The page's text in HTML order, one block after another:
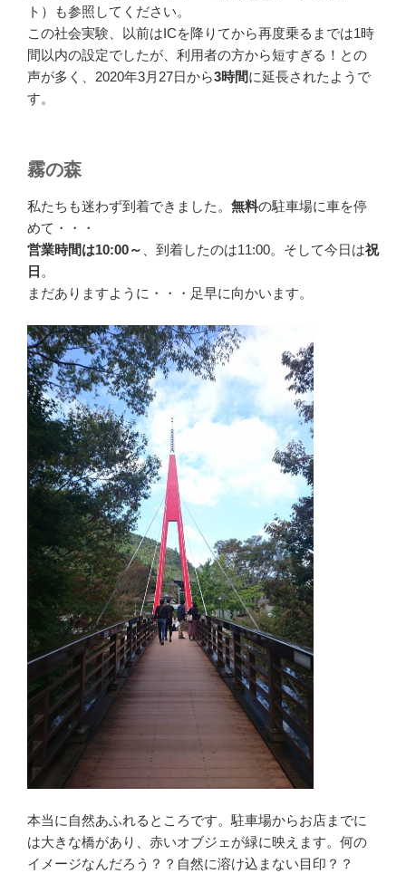
ト）も参照してください。
この社会実験、以前はICを降りてから再度乗るまでは1時
間以内の設定でしたが、利用者の方から短すぎる！との
声が多く、2020年3月27日から3時間に延長されたようで
す。
霧の森
私たちも迷わず到着できました。 無料の駐車場に車を停
めて・・・
営業時間は10:00～
、到着したのは11:00。そして今日は祝
日 。
まだありますように・・・足早に向かいます。
本当に自然あふれるところです。駐車場からお店までに
は大きな橋があり、赤いオブジェが緑に映えます。何の
イメージなんだろう？？自然に溶け込まない目印？？